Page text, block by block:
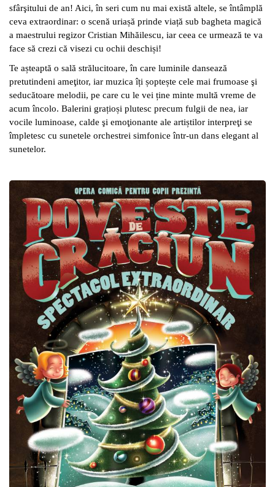
sfârşitului de an! Aici, în seri cum nu mai există altele, se întâmplă
ceva extraordinar: o scenă uriașă prinde viață sub bagheta magică
a maestrului regizor Cristian Mihăilescu, iar ceea ce urmează te va
face să crezi că visezi cu ochii deschiși!
Te așteaptă o sală strălucitoare, în care luminile dansează
pretutindeni ameţitor, iar muzica îți șoptește cele mai frumoase şi
seducătoare melodii, pe care cu le vei ține minte multă vreme de
acum încolo. Balerini grațioși plutesc precum fulgii de nea, iar
vocile luminoase, calde şi emoţionante ale artiștilor interpreţi se
împletesc cu sunetele orchestrei simfonice într-un dans elegant al
sunetelor.